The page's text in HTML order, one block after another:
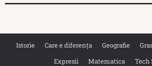
Istorie Care e diferența Geografie
Expresii
Matematica Tech